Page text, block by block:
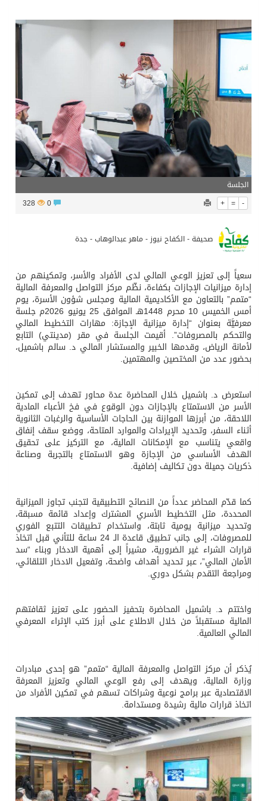
مركز الملك سلمان للإغاثة يضع حجر الأساس لمشروع بناء وإعادة تأهيل 13 مدرسة في محافظتي لحج والضالع
الهولندي مارينو بوستش يخلف يايسله في تدريب الاهلي
بين البحر والترفيه والثقافة والتسوق صيف جدة.. شواطئ رائعة وأنشطة متنوعة ووجهات تناسب كل الأذواق
الجلسة
+ = -
328
صحيفة - الكفاح نيوز - ماهر عبدالوهاب - جدة
سعياً إلى تعزيز الوعي المالي لدى الأفراد والأسر، وتمكينهم من
إدارة ميزانيات الإجازات بكفاءة، نظّم مركز التواصل والمعرفة المالية
“متمم” بالتعاون مع الأكاديمية المالية ومجلس شؤون الأسرة، يوم
أمس الخميس 10 محرم 1448هـ الموافق 25 يونيو 2026م جلسة
معرفيَّة بعنوان “إدارة ميزانية الإجازة: مهارات التخطيط المالي
والتحكم بالمصروفات”. أقيمت الجلسة في مقر (مدينتي) التابع
لأمانة الرياض، وقدمها الخبير والمستشار المالي د. سالم باشميل،
بحضور عدد من المختصين والمهتمين.
استعرض د. باشميل خلال المحاضرة عدة محاور تهدف إلى تمكين
الأسر من الاستمتاع بالإجازات دون الوقوع في فخ الأعباء المادية
اللاحقة، من أبرزها الموازنة بين الحاجات الأساسية والرغبات الثانوية
أثناء السفر، وتحديد الإيرادات والموارد المتاحة، ووضع سقف إنفاق
واقعي يتناسب مع الإمكانات المالية، مع التركيز على تحقيق
الهدف الأساسي من الإجازة وهو الاستمتاع بالتجربة وصناعة
ذكريات جميلة دون تكاليف إضافية.
كما قدّم المحاضر عدداً من النصائح التطبيقية لتجنب تجاوز الميزانية
المحددة، مثل التخطيط الأسري المشترك وإعداد قائمة مسبقة،
وتحديد ميزانية يومية ثابتة، واستخدام تطبيقات التتبع الفوري
للمصروفات، إلى جانب تطبيق قاعدة الـ 24 ساعة للتأني قبل اتخاذ
قرارات الشراء غير الضرورية، مشيراً إلى أهمية الادخار وبناء “سد
الأمان المالي”، عبر تحديد أهداف واضحة، وتفعيل الادخار التلقائي،
ومراجعة التقدم بشكل دوري.
واختتم د. باشميل المحاضرة بتحفيز الحضور على تعزيز ثقافتهم
المالية مستقبلاً من خلال الاطلاع على أبرز كتب الإثراء المعرفي
المالي العالمية.
يُذكر أن مركز التواصل والمعرفة المالية “متمم” هو إحدى مبادرات
وزارة المالية، ويهدف إلى رفع الوعي المالي وتعزيز المعرفة
الاقتصادية عبر برامج نوعية وشراكات تسهم في تمكين الأفراد من
اتخاذ قرارات مالية رشيدة ومستدامة.